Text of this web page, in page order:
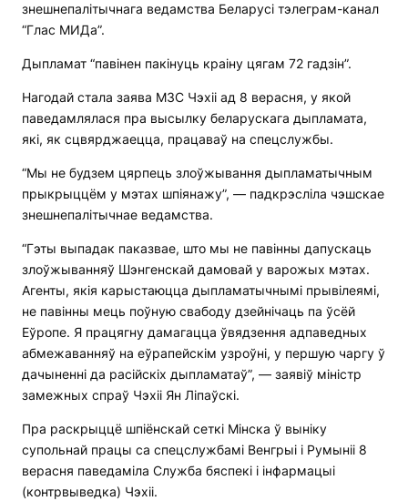
знешнепалітычнага ведамства Беларусі тэлеграм-канал
“Глас МИДа”.
Дыпламат “павінен пакінуць краіну цягам 72 гадзін”.
Нагодай стала заява МЗС Чэхіі ад 8 верасня, у якой
паведамлялася пра высылку беларускага дыпламата,
які, як сцвярджаецца, працаваў на спецслужбы.
“Мы не будзем цярпець злоўжывання дыпламатычным
прыкрыццём у мэтах шпіянажу”, — падкрэсліла чэшскае
знешнепалітычнае ведамства.
“Гэты выпадак паказвае, што мы не павінны дапускаць
злоўжыванняў Шэнгенскай дамовай у варожых мэтах.
Агенты, якія карыстаюцца дыпламатычнымі прывілеямі,
не павінны мець поўную свабоду дзейнічаць па ўсёй
Еўропе. Я працягну дамагацца ўвядзення адпаведных
абмежаванняў на еўрапейскім узроўні, у першую чаргу ў
дачыненні да расійскіх дыпламатаў”, — заявіў міністр
замежных спраў Чэхіі Ян Ліпаўскі.
Пра раскрыццё шпіёнскай сеткі Мінска ў выніку
супольнай працы са спецслужбамі Венгрыі і Румыніі 8
верасня паведаміла Служба бяспекі і інфармацыі
(контрвыведка) Чэхіі.